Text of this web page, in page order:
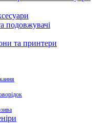
подовжувачі
та принтери